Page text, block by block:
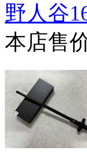
野人谷
本店售